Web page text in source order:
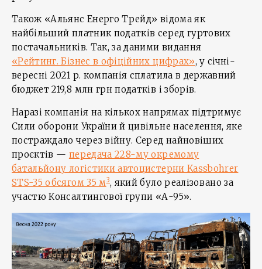
Також «Альянс Енерго Трейд» відома як
найбільший платник податків серед гуртових
постачальників. Так, за даними видання
«Рейтинг. Бізнес в офіційних цифрах», у січні-
вересні 2021 р. компанія сплатила в державний
бюджет 219,8 млн грн податків і зборів.
Наразі компанія на кількох напрямах підтримує
Сили оборони України й цивільне населення, яке
постраждало через війну. Серед найновіших
проєктів — передача 228-му окремому
батальйону логістики автоцистерни Kassbohrer
STS-35 обсягом 35 м3, який було реалізовано за
участю Консалтингової групи «А-95».